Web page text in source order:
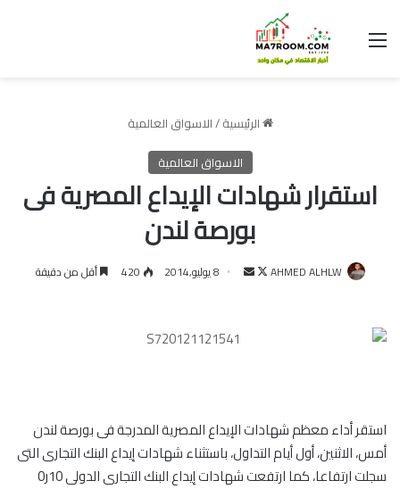
القائمة
الرئيسية/الاسواق العالمية
الاسواق العالمية
استقرار شهادات الإيداع المصرية فى
بورصة لندن
AHMED ALHLW
تابعأرسل 8 يوليو,2014 420 أقل من دقيقة
استقر أداء معظم شهادات الإيداع المصرية المدرجة فى بورصة لندن
أمس، الاثنين، أول أيام التداول، باستثناء شهادات إيداع البنك التجارى التى
سجلت ارتفاعا، كما ارتفعت شهادات إيداع البنك التجارى الدولى 10ر0